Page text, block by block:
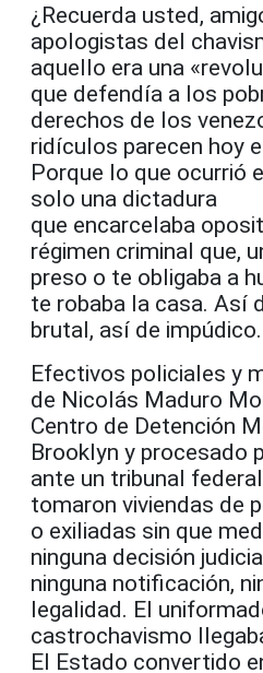
¿Recuerda usted,
apologistas del
aquello era una
que defendía a los
derechos de los
ridículos parecen hoy
Porque lo que ocurrió
solo una dictadura
que encarcelaba
régimen criminal que,
preso o te obligaba a
te robaba la casa. Así
brutal, así de impúdico.
Efectivos policiales y
de Nicolás Maduro
Centro de Detención
Brooklyn y procesado
ante un tribunal
tomaron viviendas de
o exiliadas sin que
ninguna decisión
ninguna notificación,
legalidad. El
castrochavismo
El Estado convertido